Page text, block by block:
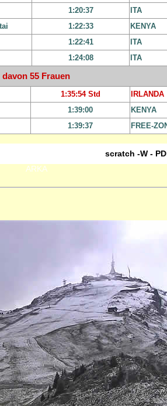
1:20:37
ITA
1:22:33
KENYA
1:22:41
ITA
1:24:08 ITA
davon 55 Frauen
1:35:54 Std
IRLANDA
1:39:00
KENYA
1:39:37 FREE-
scratch -W -
ARKA